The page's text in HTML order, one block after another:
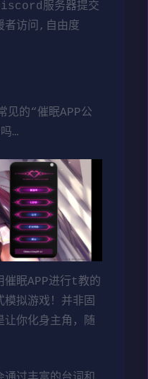
服务器提交
者访问,自由度
见的“催眠APP公
…
催眠APP进行t教的
模拟游戏！并非固
让你化身主角，随